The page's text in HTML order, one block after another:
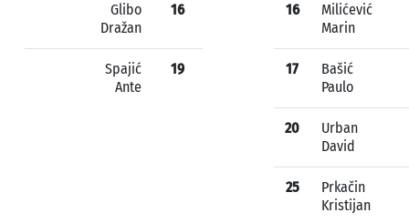
Glibo
Dražan
16
Spajić
Ante
19
16
Milićević
Marin
17
Bašić
Paulo
20
Urban
David
25
Prkačin
Kristijan